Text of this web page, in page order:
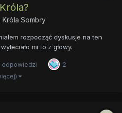
Króla Sombry
rozpocząć dyskusje na ten
mi to z głowy.
że Król zginął bardzo
dwa odcinki dookoła So...
odpowiedzi 2